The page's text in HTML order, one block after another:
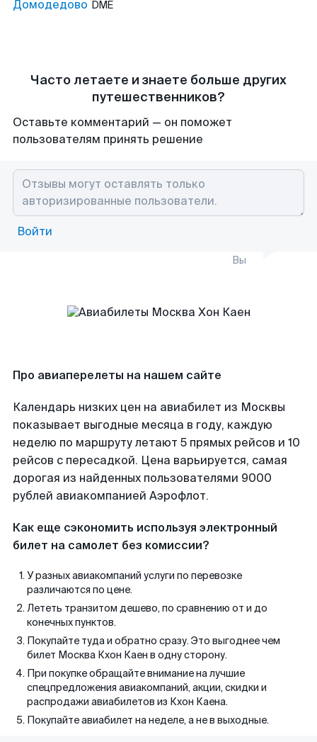
Домодедово DME
Часто летаете и знаете больше других
путешественников?
Оставьте комментарий — он поможет
пользователям принять решение
Войти
Вы
Про авиаперелеты на нашем сайте
Календарь низких цен на авиабилет из Москвы
показывает выгодные месяца в году, каждую
неделю по маршруту летают 5 прямых рейсов и 10
рейсов с пересадкой. Цена варьируется, самая
дорогая из найденных пользователями 9000
рублей авиакомпанией Аэрофлот.
Как еще сэкономить используя электронный
билет на самолет без комиссии?
У разных авиакомпаний услуги по перевозке
различаются по цене.
Лететь транзитом дешево, по сравнению от и до
конечных пунктов.
Покупайте туда и обратно сразу. Это выгоднее чем
билет Москва Кхон Каен в одну сторону.
При покупке обращайте внимание на лучшие
спецпредложения авиакомпаний, акции, скидки и
распродажи авиабилетов из Кхон Каена.
Покупайте авиабилет на неделе, а не в выходные.